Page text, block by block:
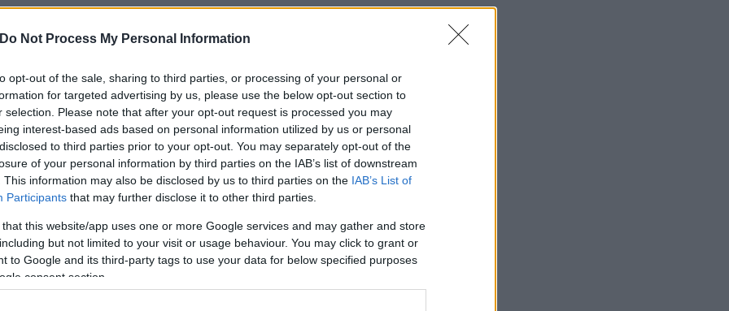
Do Not Process My Personal Information
opt-out of the sale, sharing to third parties, or processing of your personal or
for targeted advertising by us, please use the below opt-out section to
selection. Please note that after your opt-out request is processed you may
interest-based ads based on personal information utilized by us or personal
to third parties prior to your opt-out. You may separately opt-out of the
of your personal information by third parties on the IAB’s list of downstream
This information may also be disclosed by us to third parties on the IAB’s List of
Participants that may further disclose it to other third parties.
that this website/app uses one or more Google services and may gather and store
but not limited to your visit or usage behaviour. You may click to grant or
to Google and its third-party tags to use your data for below specified purposes
consent section.
τη Δευτέρα 16/12 με τηνAthens Kallithea
). Ο Βόλος σημείωσε